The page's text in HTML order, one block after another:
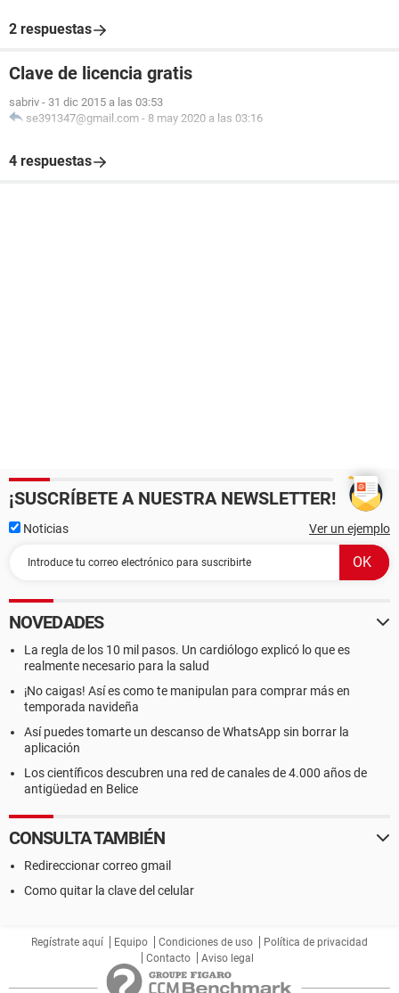
2 respuestas
Clave de licencia gratis
sabriv - 31 dic 2015 a las 03:53
se391347@gmail.com - 8 may 2020 a las 03:16
4 respuestas
¡SUSCRÍBETE A NUESTRA NEWSLETTER!
Noticias Ver un ejemplo
NOVEDADES
La regla de los 10 mil pasos. Un cardiólogo explicó lo que es
realmente necesario para la salud
¡No caigas! Así es como te manipulan para comprar más en
temporada navideña
Así puedes tomarte un descanso de WhatsApp sin borrar la
aplicación
Los científicos descubren una red de canales de 4.000 años de
antigüedad en Belice
CONSULTA TAMBIÉN
Redireccionar correo gmail
Como quitar la clave del celular
Regístrate aquí Equipo Condiciones de uso
Política de privacidad
Contacto
Aviso legal